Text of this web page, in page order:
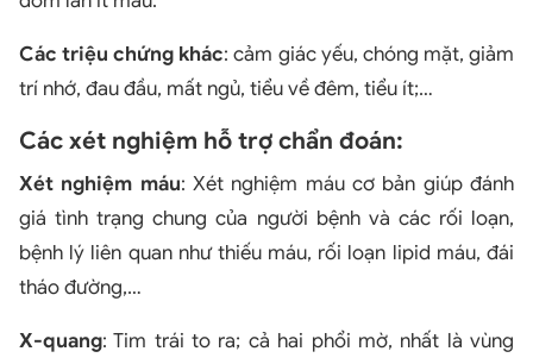
Các triệu chứng khác: cảm giác yếu, chóng mặt, giảm
trí nhớ, đau đầu, mất ngủ, tiểu về đêm, tiểu ít;…
Các xét nghiệm hỗ trợ chẩn đoán:
Xét nghiệm máu: Xét nghiệm máu cơ bản giúp đánh
giá tình trạng chung của người bệnh và các rối loạn,
bệnh lý liên quan như thiếu máu, rối loạn lipid máu, đái
tháo đường,…
X-quang: Tim trái to ra; cả hai phổi mờ, nhất là vùng